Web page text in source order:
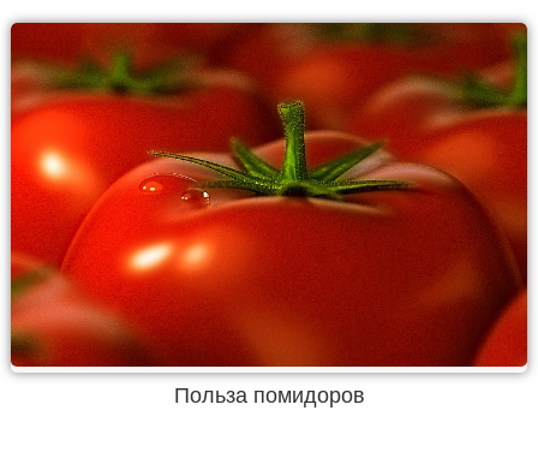
Польза помидоров